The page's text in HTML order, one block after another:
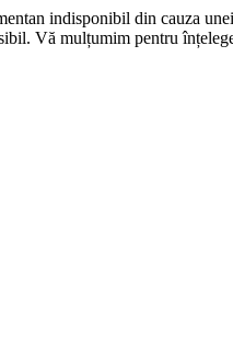
indisponibil din cauza
Vă mulțumim pentru